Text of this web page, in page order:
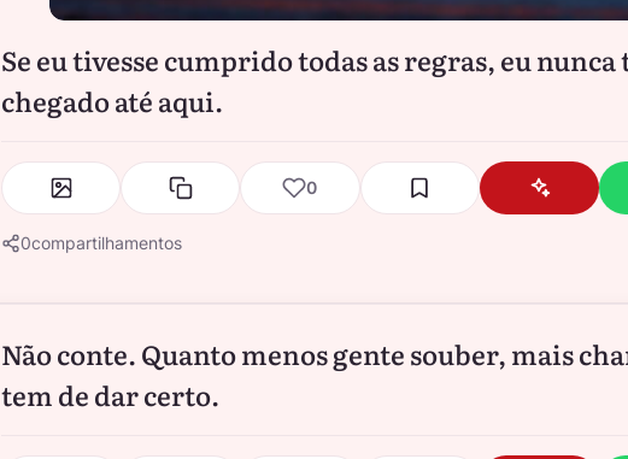
Se eu tivesse cumprido todas as regras, eu
chegado até aqui.
0
0compartilhamentos
Não conte. Quanto menos gente souber, mais
tem de dar certo.